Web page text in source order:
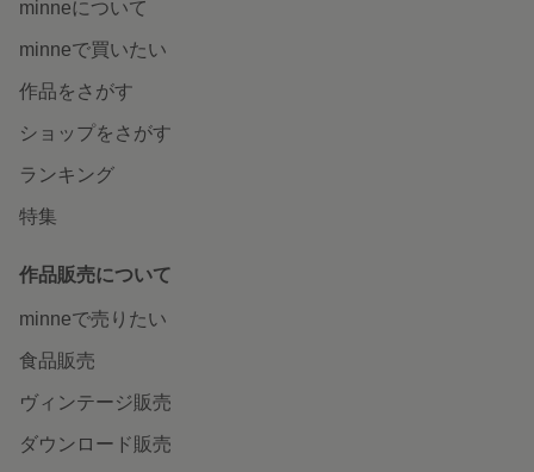
minneについて
minneで買いたい
作品をさがす
ショップをさがす
ランキング
特集
作品販売について
minneで売りたい
食品販売
ヴィンテージ販売
ダウンロード販売